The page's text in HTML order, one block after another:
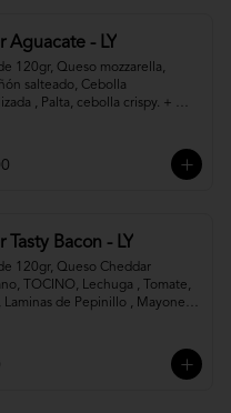
Aguacate - LY
120gr, Queso mozzarella,
salteado, Cebolla
, Palta, cebolla crispy. +
Tasty Bacon - LY
120gr, Queso Cheddar
TOCINO, Lechuga , Tomate,
Laminas de Pepinillo , Mayonesa